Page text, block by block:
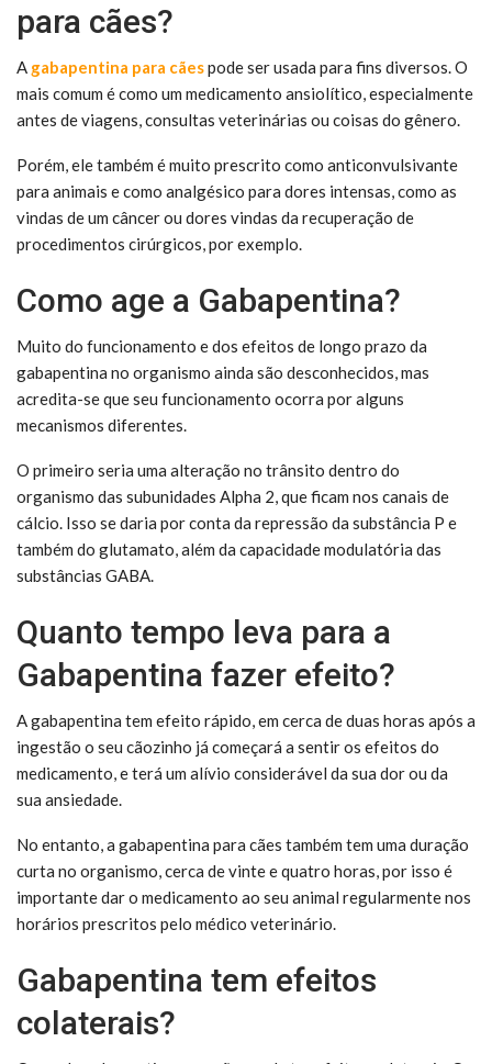
para cães?
A gabapentina para cãespode ser usada para fins diversos. O
mais comum é como um medicamento ansiolítico, especialmente
antes de viagens, consultas veterinárias ou coisas do gênero.
Porém, ele também é muito prescrito como anticonvulsivante
para animais e como analgésico para dores intensas, como as
vindas de um câncer ou dores vindas da recuperação de
procedimentos cirúrgicos, por exemplo.
Como age a Gabapentina?
Muito do funcionamento e dos efeitos de longo prazo da
gabapentina no organismo ainda são desconhecidos, mas
acredita-se que seu funcionamento ocorra por alguns
mecanismos diferentes.
O primeiro seria uma alteração no trânsito dentro do
organismo das subunidades Alpha 2, que ficam nos canais de
cálcio. Isso se daria por conta da repressão da substância P e
também do glutamato, além da capacidade modulatória das
substâncias GABA.
Quanto tempo leva para a
Gabapentina fazer efeito?
A gabapentina tem efeito rápido, em cerca de duas horas após a
ingestão o seu cãozinho já começará a sentir os efeitos do
medicamento, e terá um alívio considerável da sua dor ou da
sua ansiedade.
No entanto, a gabapentina para cães também tem uma duração
curta no organismo, cerca de vinte e quatro horas, por isso é
importante dar o medicamento ao seu animal regularmente nos
horários prescritos pelo médico veterinário.
Gabapentina tem efeitos
colaterais?